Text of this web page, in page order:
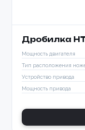
Дробилка
Мощность двигателя
Тип расположения
Устройство привода
Мощность привода